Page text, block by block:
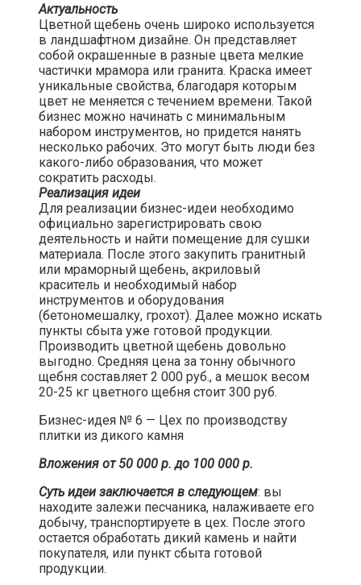
Актуальность
Цветной щебень очень широко используется
в ландшафтном дизайне. Он представляет
собой окрашенные в разные цвета мелкие
частички мрамора или гранита. Краска имеет
уникальные свойства, благодаря которым
цвет не меняется с течением времени. Такой
бизнес можно начинать с минимальным
набором инструментов, но придется нанять
несколько рабочих. Это могут быть люди без
какого-либо образования, что может
сократить расходы.
Реализация идеи
Для реализации бизнес-идеи необходимо
официально зарегистрировать свою
деятельность и найти помещение для сушки
материала. После этого закупить гранитный
или мраморный щебень, акриловый
краситель и необходимый набор
инструментов и оборудования
(бетономешалку, грохот). Далее можно искать
пункты сбыта уже готовой продукции.
Производить цветной щебень довольно
выгодно. Средняя цена за тонну обычного
щебня составляет 2 000 руб., а мешок весом
20-25 кг цветного щебня стоит 300 руб.​
Бизнес-идея № 6 — Цех по производству
плитки из дикого камня​
Вложения от 50 000 р. до 100 000 р.
Суть идеи заключается в следующем: вы
находите залежи песчаника, налаживаете его
добычу, транспортируете в цех. После этого
остается обработать дикий камень и найти
покупателя, или пункт сбыта готовой
продукции.​